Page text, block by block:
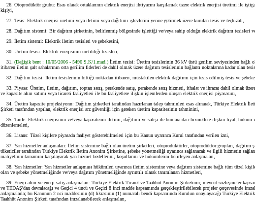
26. Otoprodüktör grubu: Esas olarak ortaklarının elektrik enerjisi ihtiyacını karşılamak üzere elektrik enerjisi üretimi ile
kişiyi,
27. Tesis: Elektrik enerjisi üretimi veya iletimi veya dağıtımı işlevlerini yerine getirmek üzere kurulan tesis ve teçhizatı,
28. Dağıtım sistemi: Bir dağıtım şirketinin, belirlenmiş bölgesinde işlettiği ve/veya sahip olduğu elektrik dağıtım tesisleri
29. İletim sistemi: Elektrik iletim tesisleri ve şebekesini,
30. Üretim tesisi: Elektrik enerjisinin üretildiği tesisleri,
31. (Değişik bent : 10/05/2006 - 5496 S.K/1.mad.) İletim tesisi: Üretim tesislerinin 36 kV üstü gerilim seviyesinden bağlı
itibaren iletim şalt sahalarının orta gerilim fiderleri de dahil olmak üzere dağıtım tesislerinin bağlantı noktalarına kadar olan
32. Dağıtım tesisi: İletim tesislerinin bittiği noktadan itibaren, müstakilen elektrik dağıtımı için tesis edilmiş tesis ve
33. Piyasa: Üretim, iletim, dağıtım, toptan satış, perakende satış, perakende satış hizmeti, ithalat ve ihracat dahil olmak
ve kapasite alım satımı veya ticareti faaliyetleri ile bu faaliyetlere ilişkin işlemlerden oluşan elektrik enerjisi piyasasını,
34. Üretim kapasite projeksiyonu: Dağıtım şirketleri tarafından hazırlanan talep tahminleri esas alınarak, Türkiye Elektrik
Şirketi tarafından yapılan, elektrik enerjisi arz güvenliği için gereken üretim kapasitesinin tahminini,
35. Tarife: Elektrik enerjisinin ve/veya kapasitenin iletimi, dağıtımı ve satışı ile bunlara dair hizmetlere ilişkin fiyat, hüküm
düzenlemeleri,
36. Lisans: Tüzel kişilere piyasada faaliyet gösterebilmeleri için bu Kanun uyarınca Kurul tarafından verilen izni,
37. Yan hizmetler anlaşmaları: İletim sistemine bağlı olan üretim şirketleri, otoprodüktörler, otoprodüktör grupları, dağıtım
tüketiciler tarafından Türkiye Elektrik İletim Anonim Şirketine, şebeke yönetmeliği uyarınca sağlanacak ve ilgili hizmetin
maliyetinin tamamını karşılayacak yan hizmet bedellerini, koşullarını ve hükümlerini belirleyen anlaşmaları,
38. Yan hizmetler: Yan hizmetler anlaşması hükümleri uyarınca iletim sistemine veya dağıtım sistemine bağlı tüm tüzel
olan ve şebeke yönetmeliğinde ve/veya dağıtım yönetmeliğinde ayrıntılı olarak tanımlanan hizmetleri,
39. Enerji alım ve enerji satış anlaşmaları: Türkiye Elektrik Ticaret ve Taahhüt Anonim Şirketinin; mevcut sözleşmeler
ve TEDAŞ'dan devralacağı ve Geçici 4 üncü ve Geçici 8 inci madde kapsamında gerçekleştirilebilecek projeler çerçevesinde
anlaşmalarla; bu Kanunun 2 nci maddesinin (d) fıkrasının (1) numaralı bendi kapsamında Kurulun onaylayacağı Türkiye
Taahhüt Anonim Şirketi tarafından imzalanabilecek anlaşmaları,